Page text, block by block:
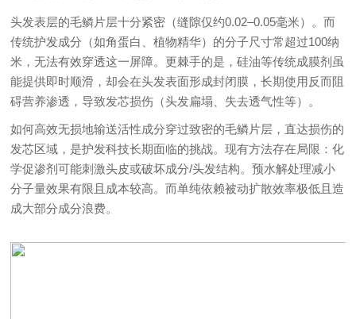
头发表层的毛鳞片层十分紧密（缝隙仅约0.02–0.05毫米）。而
传统护发成分（如角蛋白、植物精华）的分子尺寸常超过100纳
米，无法有效穿透这一屏障。更棘手的是，硅油等传统成膜剂虽
能提供即时顺滑，却会在头发表面形成封闭膜，长期使用反而阻
碍营养渗透，导致发芯损伤（头发扁塌、失去透气性等）。
如何高效无损地输送活性成分穿过致密的毛鳞片层，直达损伤的
发芯区域，是护发科技长期面临的挑战。现有方法存在局限：化
学促渗剂可能刺激头皮或破坏成分/头发结构。预水解处理减小
分子量效果有限且成本较高。而单纯依赖被动扩散效率极低且造
成大部分成分浪费。